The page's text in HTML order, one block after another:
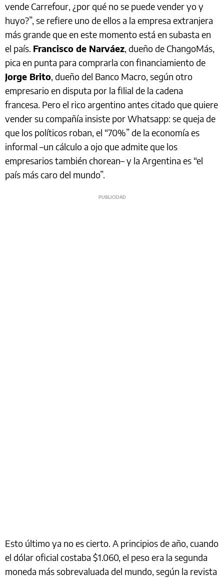
vende Carrefour, ¿por qué no se puede vender yo y
huyo?”, se refiere uno de ellos a la empresa extranjera
más grande que en este momento está en subasta en
el país. Francisco de Narváez, dueño de ChangoMás,
pica en punta para comprarla con financiamiento de
Jorge Brito, dueño del Banco Macro, según otro
empresario en disputa por la filial de la cadena
francesa. Pero el rico argentino antes citado que quiere
vender su compañía insiste por Whatsapp: se queja de
que los políticos roban, el “70%” de la economía es
informal –un cálculo a ojo que admite que los
empresarios también chorean– y la Argentina es “el
país más caro del mundo”.
Esto último ya no es cierto. A principios de año, cuando
el dólar oficial costaba $1.060, el peso era la segunda
moneda más sobrevaluada del mundo, según la revista